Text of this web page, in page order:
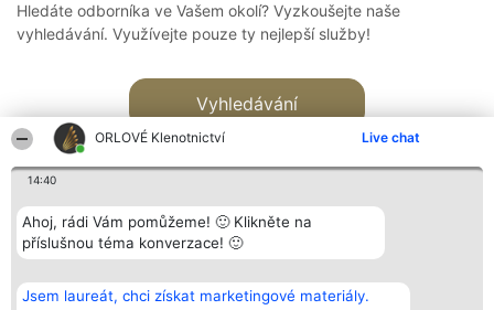
ORLOVÉ Klenotnictví Live chat
14:40
Ahoj, rádi Vám pomůžeme! 🙂 Klikněte na
příslušnou téma konverzace! 🙂
Jsem laureát, chci získat marketingové materiály.
Hledáte odborníka ve Vašem okolí? Vyzkoušejte naše
vyhledávání. Využívejte pouze ty nejlepší služby!
Vyhledávání
Bright Side Solutions sp. z o.
o. sp. k.
Vítězové
Seznam všech
Kontakt